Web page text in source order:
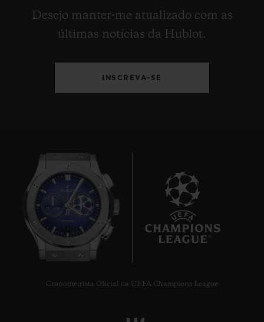
Desejo manter-me atualizado com as
últimas notícias da Hublot.
INSCREVA-SE
7
Cronometrista Oficial da UEFA Champions League